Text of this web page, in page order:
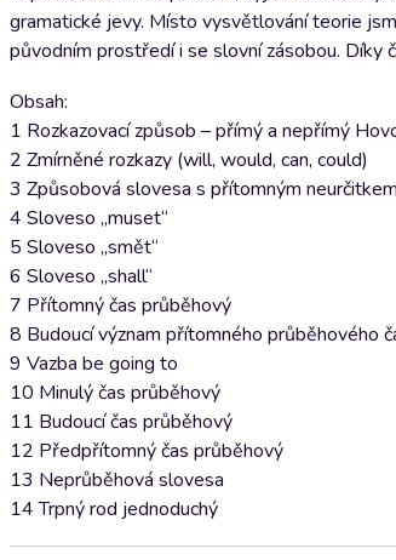
gramatické jevy. Místo vysvětlování teorie
původním prostředí i se slovní zásobou. Díky
Obsah:
1 Rozkazovací způsob – přímý a nepřímý
2 Zmírněné rozkazy (will, would, can, could)
3 Způsobová slovesa s přítomným
4 Sloveso „muset“
5 Sloveso „smět“
6 Sloveso „shall“
7 Přítomný čas průběhový
8 Budoucí význam přítomného průběhového
9 Vazba be going to
10 Minulý čas průběhový
11 Budoucí čas průběhový
12 Předpřítomný čas průběhový
13 Neprůběhová slovesa
14 Trpný rod jednoduchý